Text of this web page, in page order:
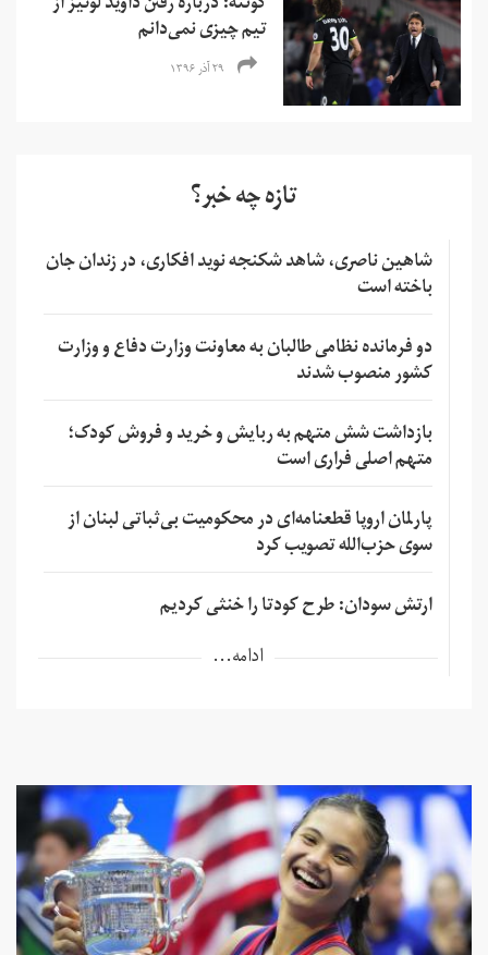
تیم چیزی نمی‌دانم
۲۹ آذر ۱۳۹۶
تازه چه خبر؟
شاهین ناصری، شاهد شکنجه نوید افکاری، در زندان جان
باخته است
دو فرمانده نظامی طالبان به معاونت وزارت دفاع و وزارت
کشور منصوب شدند
بازداشت شش متهم به ربایش و خرید و فروش کودک؛
متهم اصلی فراری است
پارلمان اروپا قطعنامه‌ای در محکومیت بی‌ثباتی لبنان از
سوی حزب‌الله تصویب کرد
ارتش سودان: طرح کودتا را خنثی کردیم
ادامه...